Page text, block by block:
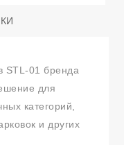
STL-01 бренда
для
категорий,
и других